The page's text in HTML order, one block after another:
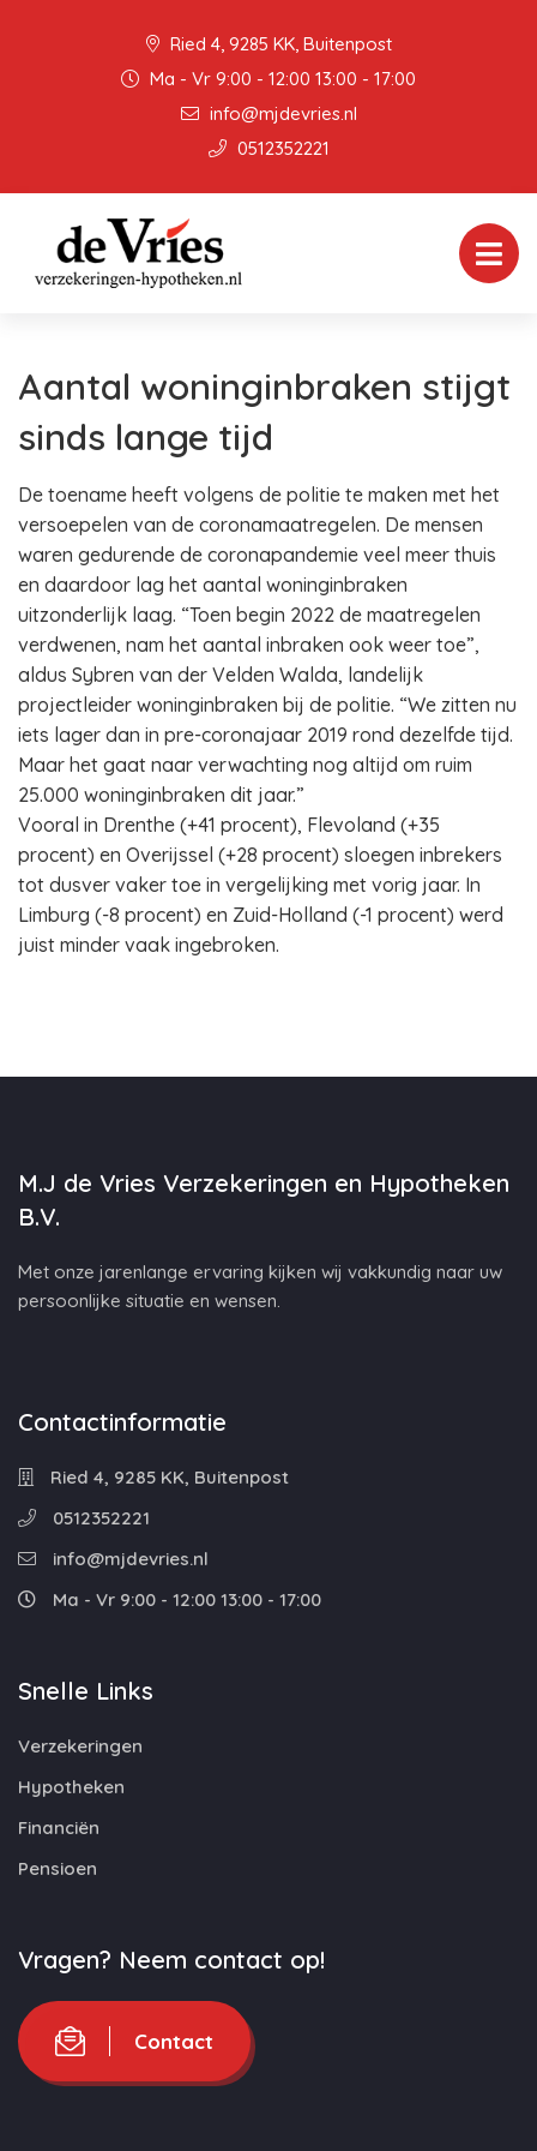
Ried 4, 9285 KK, Buitenpost
Ma - Vr 9:00 - 12:00 13:00 - 17:00
info@mjdevries.nl
0512352221
Aantal woninginbraken stijgt
sinds lange tijd
De toename heeft volgens de politie te maken met het
versoepelen van de coronamaatregelen. De mensen
waren gedurende de coronapandemie veel meer thuis
en daardoor lag het aantal woninginbraken
uitzonderlijk laag. “Toen begin 2022 de maatregelen
verdwenen, nam het aantal inbraken ook weer toe”,
aldus Sybren van der Velden Walda, landelijk
projectleider woninginbraken bij de politie. “We zitten nu
iets lager dan in pre-coronajaar 2019 rond dezelfde tijd.
Maar het gaat naar verwachting nog altijd om ruim
25.000 woninginbraken dit jaar.”
Vooral in Drenthe (+41 procent), Flevoland (+35
procent) en Overijssel (+28 procent) sloegen inbrekers
tot dusver vaker toe in vergelijking met vorig jaar. In
Limburg (-8 procent) en Zuid-Holland (-1 procent) werd
juist minder vaak ingebroken.
M.J de Vries Verzekeringen en Hypotheken
B.V.
Met onze jarenlange ervaring kijken wij vakkundig naar uw
persoonlijke situatie en wensen.
Contactinformatie
Ried 4, 9285 KK, Buitenpost
0512352221
info@mjdevries.nl
Ma - Vr 9:00 - 12:00 13:00 - 17:00
Snelle Links
Verzekeringen
Hypotheken
Financiën
Pensioen
Vragen? Neem contact op!
Contact